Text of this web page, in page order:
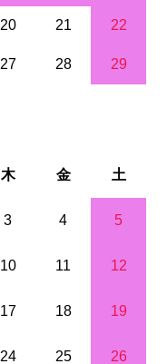
20 21 22
27 28 29
木 金 土
3 4 5
10 11 12
17 18 19
24 25 26